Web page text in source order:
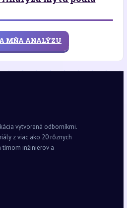
MŇA ANALÝZU
vytvorená odborníkmi.
z viac ako 20 rôznych
tímom inžinierov a